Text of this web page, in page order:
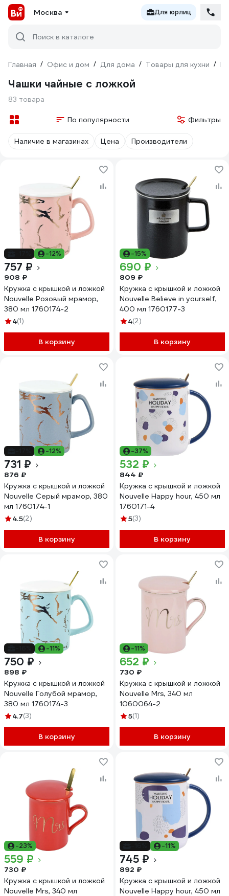
Москва Для юрлиц
Поиск в каталоге
Главная / Офис и дом / Для дома / Товары для кухни /
Чашки чайные с ложкой
83 товара
По популярности Фильтры
Наличие в магазинах Цена Производители
-12%
757 ₽
908 ₽
Кружка с крышкой и ложкой
Nouvelle Розовый мрамор,
380 мл 1760174-2
4(1)
В корзину
-15%
690 ₽
809 ₽
Кружка с крышкой и ложкой
Nouvelle Believe in yourself,
400 мл 1760177-3
4(2)
В корзину
-12%
731 ₽
876 ₽
Кружка с крышкой и ложкой
Nouvelle Серый мрамор, 380
мл 1760174-1
4.5(2)
В корзину
-37%
532 ₽
844 ₽
Кружка с крышкой и ложкой
Nouvelle Happy hour, 450 мл
1760171-4
5(3)
В корзину
-11%
750 ₽
898 ₽
Кружка с крышкой и ложкой
Nouvelle Голубой мрамор,
380 мл 1760174-3
4.7(3)
В корзину
-11%
652 ₽
730 ₽
Кружка с крышкой и ложкой
Nouvelle Mrs, 340 мл
1060064-2
5(1)
В корзину
-23%
559 ₽
730 ₽
Кружка с крышкой и ложкой
Nouvelle Mrs, 340 мл
-11%
745 ₽
892 ₽
Кружка с крышкой и ложкой
Nouvelle Happy hour, 450 мл